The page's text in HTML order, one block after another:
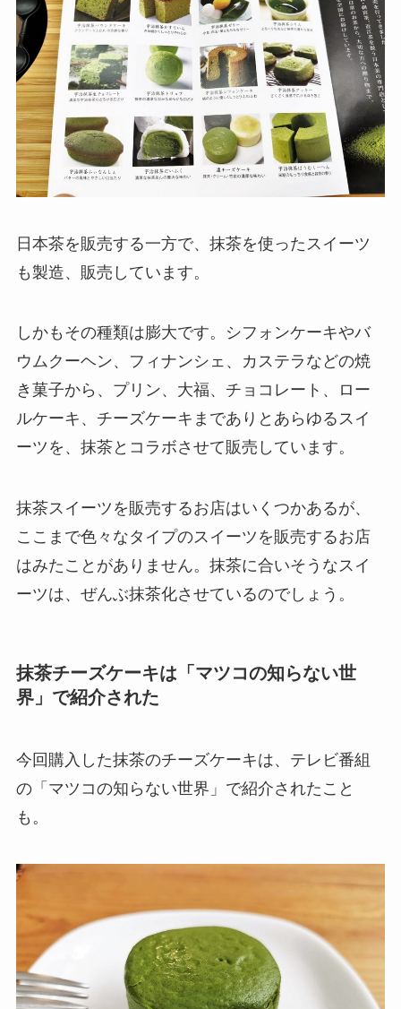
日本茶を販売する一方で、抹茶を使ったスイーツ
も製造、販売しています。
しかもその種類は膨大です。シフォンケーキやバ
ウムクーヘン、フィナンシェ、カステラなどの焼
き菓子から、プリン、大福、チョコレート、ロー
ルケーキ、チーズケーキまでありとあらゆるスイ
ーツを、抹茶とコラボさせて販売しています。
抹茶スイーツを販売するお店はいくつかあるが、
ここまで色々なタイプのスイーツを販売するお店
はみたことがありません。抹茶に合いそうなスイ
ーツは、ぜんぶ抹茶化させているのでしょう。
抹茶チーズケーキは「マツコの知らない世
界」で紹介された
今回購入した抹茶のチーズケーキは、テレビ番組
の「マツコの知らない世界」で紹介されたこと
も。